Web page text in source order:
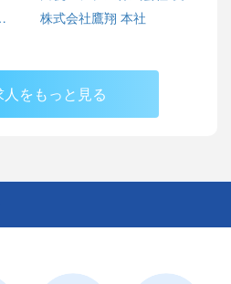
栖営業所
株式会社鷹翔 本社
をもっと見る